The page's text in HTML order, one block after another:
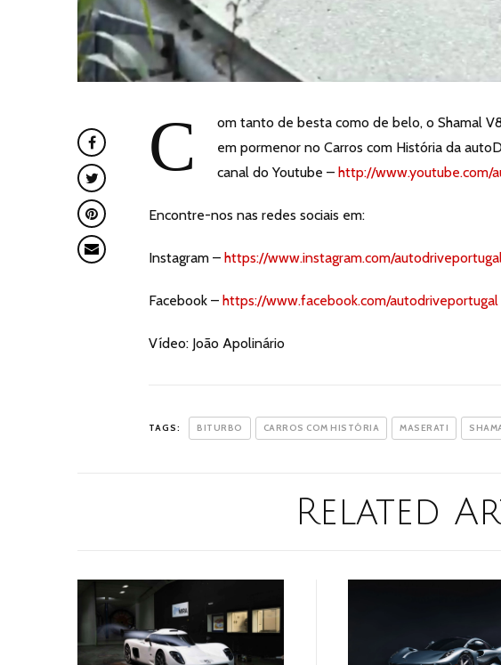
C
om tanto de besta como de belo, o Shamal
em pormenor no Carros com História da
canal do Youtube – http://www.youtube.com/
Encontre-nos nas redes sociais em:
Instagram – https://www.instagram.com/
Facebook – https://www.facebook.com/autodriveportugal
Vídeo: João Apolinário
TAGS: BITURBO CARROS COM HISTÓRIA MASERATI
Related